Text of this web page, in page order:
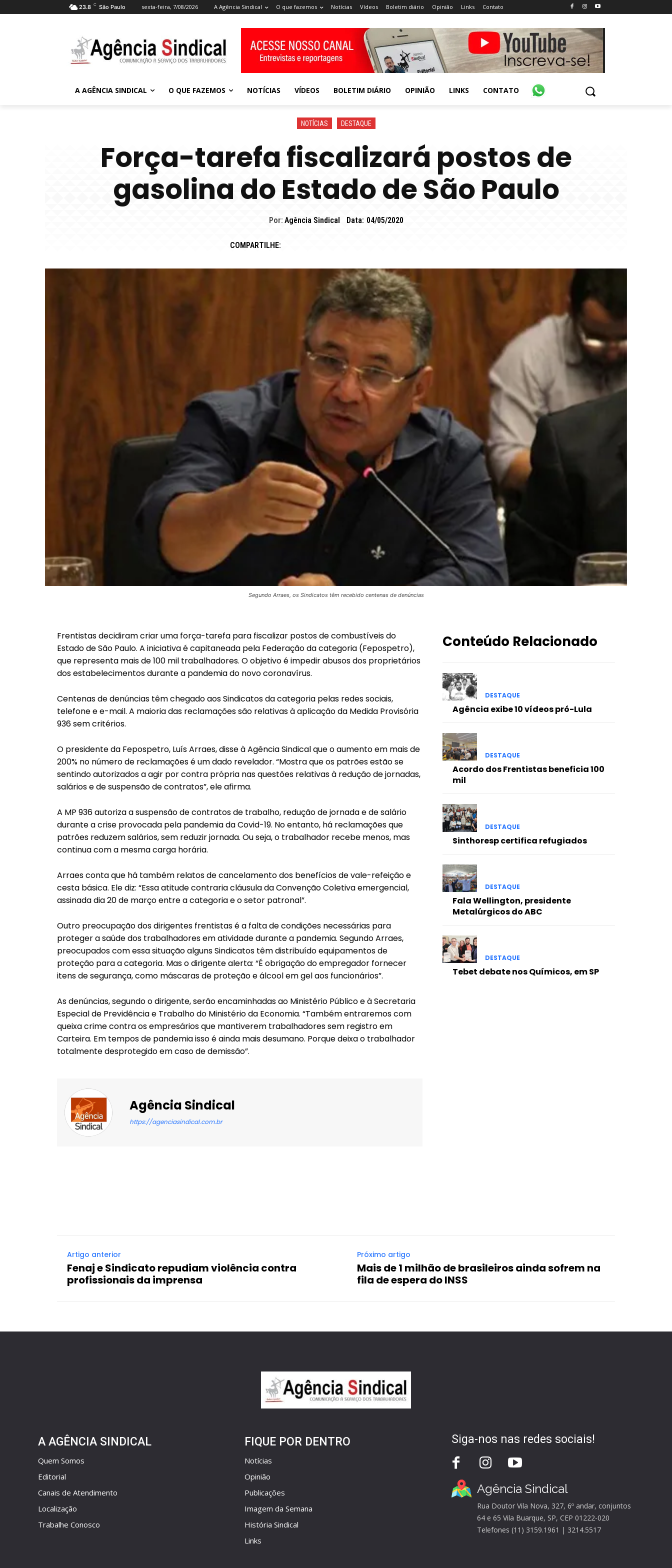
23.8 C São Paulo sexta-feira, 7/08/2026 A Agência Sindical O que fazemos Notícias Vídeos Boletim diário Opinião Links Contato
A AGÊNCIA SINDICAL O QUE FAZEMOS NOTÍCIAS VÍDEOS BOLETIM DIÁRIO OPINIÃO LINKS CONTATO
NOTÍCIAS DESTAQUE
Força-tarefa fiscalizará postos de
gasolina do Estado de São Paulo
Por: Agência Sindical Data: 04/05/2020
COMPARTILHE:
Segundo Arraes, os Sindicatos têm recebido centenas de denúncias
Frentistas decidiram criar uma força-tarefa para fiscalizar postos de combustíveis do
Estado de São Paulo. A iniciativa é capitaneada pela Federação da categoria (Fepospetro),
que representa mais de 100 mil trabalhadores. O objetivo é impedir abusos dos proprietários
dos estabelecimentos durante a pandemia do novo coronavírus.
Centenas de denúncias têm chegado aos Sindicatos da categoria pelas redes sociais,
telefone e e-mail. A maioria das reclamações são relativas à aplicação da Medida Provisória
936 sem critérios.
O presidente da Fepospetro, Luís Arraes, disse à Agência Sindical que o aumento em mais de
200% no número de reclamações é um dado revelador. “Mostra que os patrões estão se
sentindo autorizados a agir por contra própria nas questões relativas à redução de jornadas,
salários e de suspensão de contratos”, ele afirma.
A MP 936 autoriza a suspensão de contratos de trabalho, redução de jornada e de salário
durante a crise provocada pela pandemia da Covid-19. No entanto, há reclamações que
patrões reduzem salários, sem reduzir jornada. Ou seja, o trabalhador recebe menos, mas
continua com a mesma carga horária.
Arraes conta que há também relatos de cancelamento dos benefícios de vale-refeição e
cesta básica. Ele diz: “Essa atitude contraria cláusula da Convenção Coletiva emergencial,
assinada dia 20 de março entre a categoria e o setor patronal”.
Outro preocupação dos dirigentes frentistas é a falta de condições necessárias para
proteger a saúde dos trabalhadores em atividade durante a pandemia. Segundo Arraes,
preocupados com essa situação alguns Sindicatos têm distribuído equipamentos de
proteção para a categoria. Mas o dirigente alerta: “É obrigação do empregador fornecer
itens de segurança, como máscaras de proteção e álcool em gel aos funcionários”.
As denúncias, segundo o dirigente, serão encaminhadas ao Ministério Público e à Secretaria
Especial de Previdência e Trabalho do Ministério da Economia. “Também entraremos com
queixa crime contra os empresários que mantiverem trabalhadores sem registro em
Carteira. Em tempos de pandemia isso é ainda mais desumano. Porque deixa o trabalhador
totalmente desprotegido em caso de demissão”.
Agência Sindical
https://agenciasindical.com.br
Conteúdo Relacionado
DESTAQUE
Agência exibe 10 vídeos pró-Lula
DESTAQUE
Acordo dos Frentistas beneficia 100
mil
DESTAQUE
Sinthoresp certifica refugiados
DESTAQUE
Fala Wellington, presidente
Metalúrgicos do ABC
DESTAQUE
Tebet debate nos Químicos, em SP
Artigo anterior
Fenaj e Sindicato repudiam violência contra
profissionais da imprensa
Próximo artigo
Mais de 1 milhão de brasileiros ainda sofrem na
fila de espera do INSS
A AGÊNCIA SINDICAL
Quem Somos
Editorial
Canais de Atendimento
Localização
Trabalhe Conosco
FIQUE POR DENTRO
Notícias
Opinião
Publicações
Imagem da Semana
História Sindical
Links
Siga-nos nas redes sociais!
Agência Sindical
Rua Doutor Vila Nova, 327, 6º andar, conjuntos
64 e 65 Vila Buarque, SP, CEP 01222-020
Telefones (11) 3159.1961 | 3214.5517